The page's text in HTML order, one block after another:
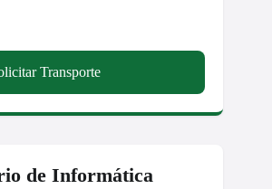
Transporte
de Informática